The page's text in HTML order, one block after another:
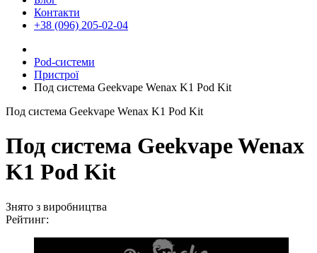
Контакти
+38 (096) 205-02-04
Pod-системи
Пристрої
Под система Geekvape Wenax K1 Pod Kit
Под система Geekvape Wenax K1 Pod Kit
Под система Geekvape Wenax
K1 Pod Kit
Знято з виробництва
Рейтинг: